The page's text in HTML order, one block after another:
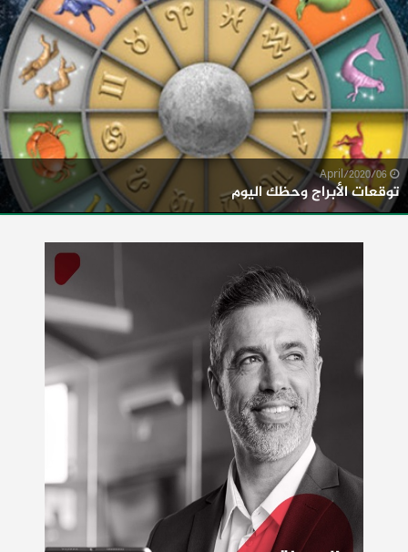
توقعات الأبراج وحظك اليوم